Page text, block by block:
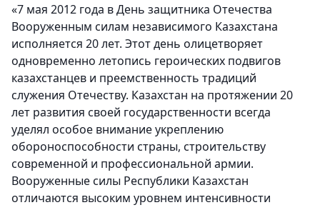
«7 мая 2012 года в День защитника Отечества
Вооруженным силам независимого Казахстана
исполняется 20 лет. Этот день олицетворяет
одновременно летопись героических подвигов
казахстанцев и преемственность традиций
служения Отечеству. Казахстан на протяжении 20
лет развития своей государственности всегда
уделял особое внимание укреплению
обороноспособности страны, строительству
современной и профессиональной армии.
Вооруженные силы Республики Казахстан
отличаются высоким уровнем интенсивности